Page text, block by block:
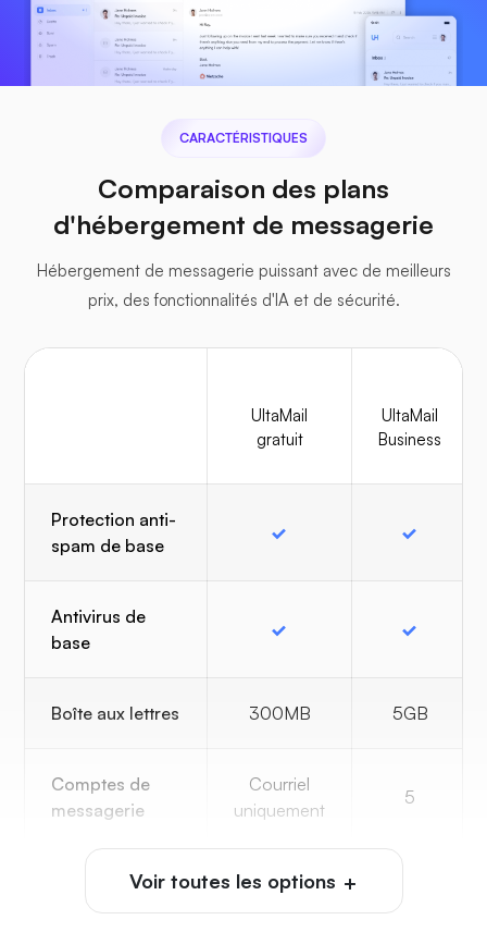
CARACTÉRISTIQUES
Comparaison des plans
d'hébergement de messagerie
Hébergement de messagerie puissant avec de meilleurs
prix, des fonctionnalités d'IA et de sécurité.
UltaMail
gratuit
UltaMail
Business
Protection anti-
spam de base
Antivirus de
base
Boîte aux lettres 300MB 5GB
Comptes de
messagerie
Courriel
uniquement
5
Redirection de
courriels
-
Voir toutes les options